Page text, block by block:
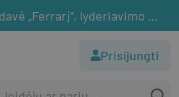
Vienuolio, kuris pardavė „Ferrarį“, lyderiavimo išmintis
Prisijungti